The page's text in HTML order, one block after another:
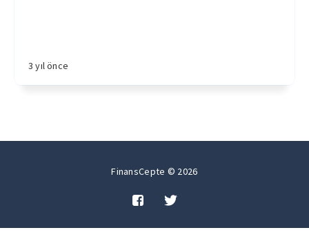
3 yıl önce
FinansCepte © 2026